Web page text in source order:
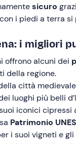
sicuro
i piedi a terra si
i migliori
offrono alcuni dei
della regione.
città
luoghi più belli
iconici
Patrimonio
i suoi vigneti e